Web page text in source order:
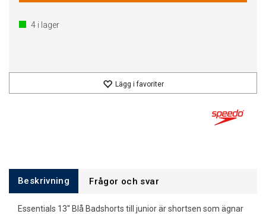
4 i lager
Lägg i favoriter
Beskrivning Frågor och svar
Essentials 13'' Blå Badshorts till junior är shortsen som ägnar